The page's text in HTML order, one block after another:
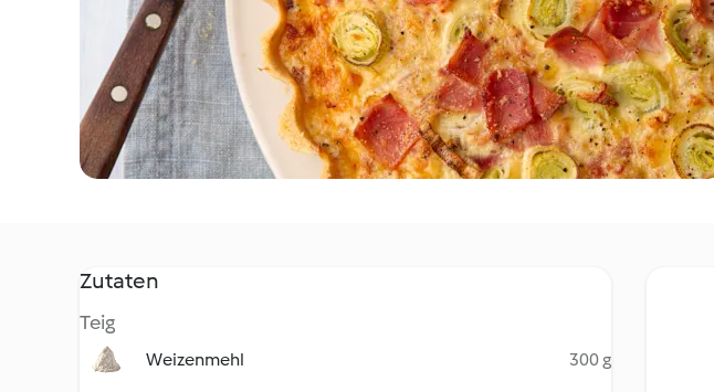
Zutaten
Teig
Weizenmehl 300 g